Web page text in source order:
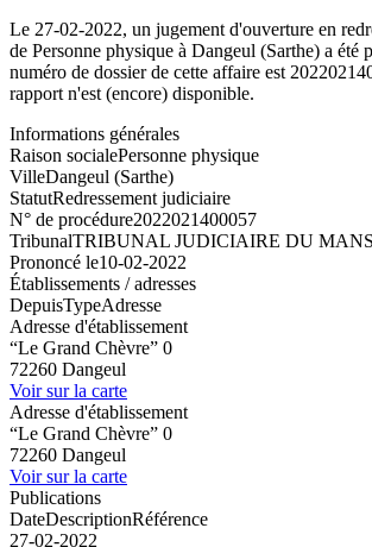
Le 27-02-2022, un jugement d'ouverture en
de Personne physique à Dangeul (Sarthe) a été
numéro de dossier de cette affaire est
rapport n'est (encore) disponible.
Informations générales
Raison socialePersonne physique
VilleDangeul (Sarthe)
StatutRedressement judiciaire
N° de procédure2022021400057
TribunalTRIBUNAL JUDICIAIRE DU MANS
Prononcé le10-02-2022
Établissements / adresses
DepuisTypeAdresse
Adresse d'établissement
“Le Grand Chèvre” 0
72260 Dangeul
Voir sur la carte
Adresse d'établissement
“Le Grand Chèvre” 0
72260 Dangeul
Voir sur la carte
Publications
DateDescriptionRéférence
27-02-2022